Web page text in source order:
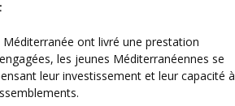
les jeunes Méditerranéennes se
leur investissement et leur capacité à